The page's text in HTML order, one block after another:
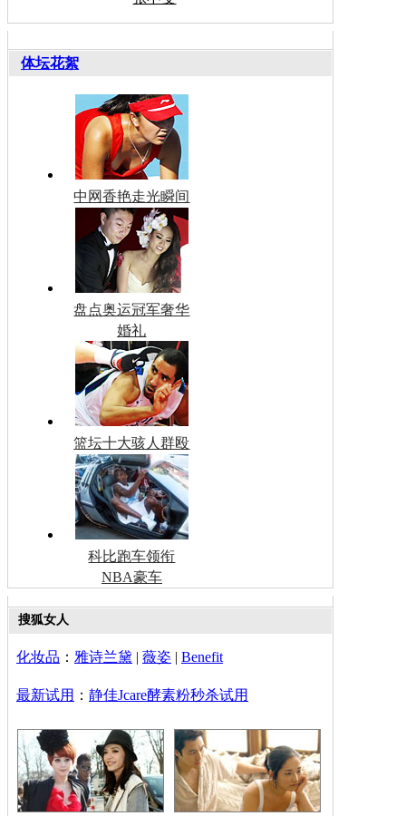
体坛花絮
中网香艳走光瞬间
盘点奥运冠军奢华
婚礼
篮坛十大骇人群殴
科比跑车领衔
NBA豪车
搜狐女人
化妆品 ： 雅诗兰黛 | 薇姿 | Benefit
最新试用 ： 静佳Jcare酵素粉秒杀试用